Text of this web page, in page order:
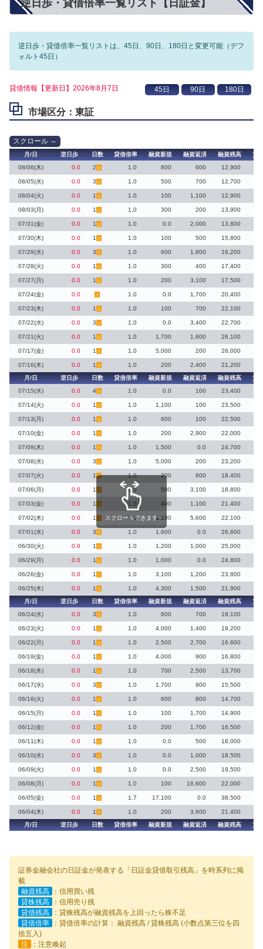
逆日歩・貸借倍率一覧リスト【日証金】
逆日歩・貸借倍率一覧リストは、45日、90日、180日と変更可能（デフ
ォルト45日）
貸借情報【更新日】2026年8月7日
市場区分：東証
月/日 逆日歩 日数 貸借倍率 融資新規 融資返済 融資残高
貸
08/06(木)
0.0 2 注 1.0 800 600 12,900
08/05(水) 0.0 3 注 1.0 500 700 12,700
08/04(火) 0.0 1 注 1.0 100 1,100 12,900
08/03(月) 0.0 1 注 1.0 300 200 13,900
07/31(金) 0.0 1 注 1.0 0.0 2,000 13,800
07/30(木) 0.0 1 注 1.0 100 500 15,800
07/29(水) 0.0 3 注 1.0 600 1,800 16,200
07/28(火) 0.0 1 注 1.0 300 400 17,400
07/27(月) 0.0 1 注 1.0 200 3,100 17,500
07/24(金) 0.0 注 1.0 0.0 1,700 20,400
07/23(木) 0.0 1 注 1.0 100 700 22,100
07/22(水) 0.0 3 注 1.0 0.0 3,400 22,700
07/21(火) 0.0 1 注 1.0 1,700 1,600 26,100
07/17(金) 0.0 1 注 1.0 5,000 200 26,000
07/16(木) 0.0 1 注 1.0 200 2,400
21,200
月/日
逆日歩 日数 貸借倍率 融資新規 融資返済 融資残高
貸
07/15(水)
0.0 4注 1.0 0.0 100 23,400
07/14(火) 0.0 1 注 1.0 1,100 100 23,500
07/13(月) 0.0 1 注 1.0 600 100 22,500
07/10(金) 0.0 1 注 1.0 200 2,900 22,000
07/09(木) 0.0 1 注 1.0 1,500 0.0 24,700
07/08(水) 0.0 3 注 1.0 5,000 200 23,200
07/07(火) 0.0 1 注 1.0 200 600 18,400
07/06(月) 0.0 1 注 1.0 500 3,100 18,800
07/03(金) 0.0 1 注 1.0 400 1,100 21,400
07/02(木) 0.0 1 注 1.0 1,100 5,600 22,100
07/01(水) 0.0 3 注 1.0 1,600 0.0 26,600
06/30(火) 0.0 1 注 1.0 1,200 1,000 25,000
06/29(月) 0.0 1 注 1.0 1,000 0.0 24,800
06/26(金) 0.0 1 注 1.0 3,100 1,200 23,800
06/25(木) 0.0 1 注 1.0 4,300 1,500 21,900
月/日
逆日歩 日数 貸借倍率 融資新規 融資返済 融資残高
貸
06/24(水)
0.0 3 注 1.0 600 700 19,100
06/23(火) 0.0 1 注 1.0 4,000 1,400 19,200
06/22(月) 0.0 1 注 1.0 2,500 2,700 16,600
06/19(金) 0.0 1 注 1.0 4,000 900 16,800
06/18(木) 0.0 1 注 1.0 700 2,500 13,700
06/17(水) 0.0 3 注 1.0 1,700 900 15,500
06/16(火) 0.0 1 注 1.0 600 800 14,700
06/15(月) 0.0 1 注 1.0 100 1,700 14,900
06/12(金) 0.0 1 注 1.0 200 1,700 16,500
06/11(木) 0.0 1 注 1.0 0.0 500 18,000
06/10(水) 0.0 3 注 1.0 0.0 1,000 18,500
06/09(火) 0.0 1 注 1.0 0.0 2,500 19,500
06/08(月) 0.0 1 注 1.0 100 16,600 22,000
06/05(金) 0.0 1 注 1.7 17,100 0.0 38,500
06/04(木) 0.0 1 注 1.0 200 3,600
21,400
月/日
逆日歩 日数 貸借倍率 融資新規 融資返済 融資残高 貸
スクロールできます
証券金融会社の日証金が発表する「日証金貸借取引残高」を時系列に掲
載
融資残高
：信用買い残
貸株残高
：信用売り残
貸借残高
：貸株残高が融資残高を上回ったら株不足
貸借倍率
：貸借倍率の計算： 融資残高 / 貸株残高 (小数点第三位を四
捨五入)
注
：注意喚起